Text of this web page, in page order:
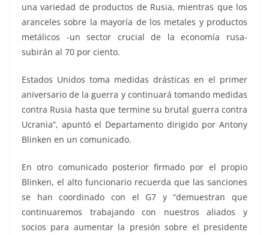
una variedad de productos de Rusia, mientras que los
aranceles sobre la mayoría de los metales y productos
metálicos -un sector crucial de la economía rusa-
subirán al 70 por ciento.
Estados Unidos toma medidas drásticas en el primer
aniversario de la guerra y continuará tomando medidas
contra Rusia hasta que termine su brutal guerra contra
Ucrania”, apuntó el Departamento dirigido por Antony
Blinken en un comunicado.
En otro comunicado posterior firmado por el propio
Blinken, el alto funcionario recuerda que las sanciones
se han coordinado con el G7 y “demuestran que
continuaremos trabajando con nuestros aliados y
socios para aumentar la presión sobre el presidente